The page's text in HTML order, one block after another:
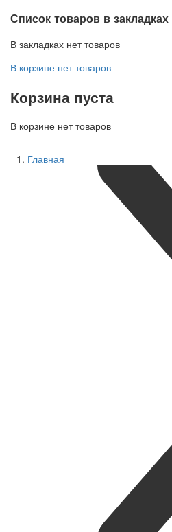
Список товаров в закладках
В закладках нет товаров
В корзине нет товаров
Корзина пуста
В корзине нет товаров
Главная